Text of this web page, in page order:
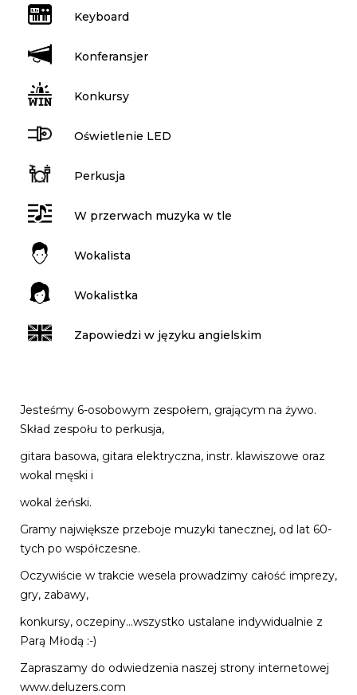
Keyboard
Konferansjer
Konkursy
Oświetlenie LED
Perkusja
W przerwach muzyka w tle
Wokalista
Wokalistka
Zapowiedzi w języku angielskim
Jesteśmy 6-osobowym zespołem, grającym na żywo.
Skład zespołu to perkusja,
gitara basowa, gitara elektryczna, instr. klawiszowe oraz
wokal męski i
wokal żeński.
Gramy największe przeboje muzyki tanecznej, od lat 60-
tych po współczesne.
Oczywiście w trakcie wesela prowadzimy całość imprezy,
gry, zabawy,
konkursy, oczepiny...wszystko ustalane indywidualnie z
Parą Młodą :-)
Zapraszamy do odwiedzenia naszej strony internetowej
www.deluzers.com